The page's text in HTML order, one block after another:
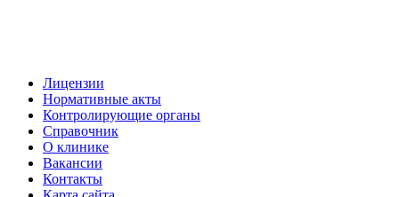
Лицензии
Нормативные акты
Контролирующие органы
Справочник
О клинике
Вакансии
Контакты